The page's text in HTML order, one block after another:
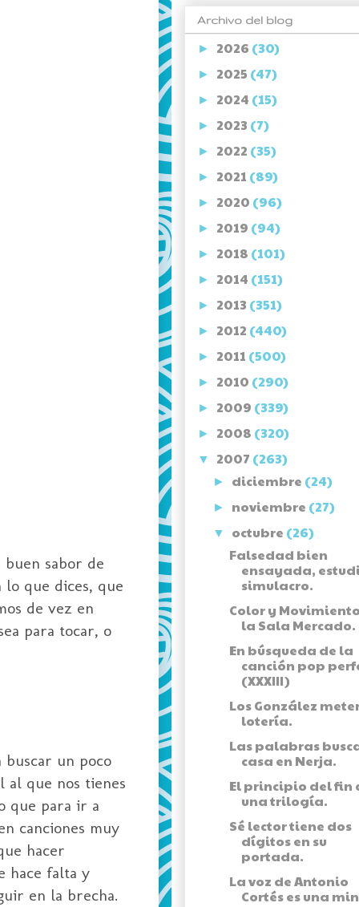
sabor de
que dices, que
de vez en
para tocar, o
buscar un poco
al que nos tienes
que para ir a
canciones muy
hacer
hace falta y
en la brecha.
Archivo del blog
► 2026 (30)
► 2025 (47)
► 2024 (15)
► 2023 (7)
► 2022 (35)
► 2021 (89)
► 2020 (96)
► 2019 (94)
► 2018 (101)
► 2014 (151)
► 2013 (351)
► 2012 (440)
► 2011 (500)
► 2010 (290)
► 2009 (339)
► 2008 (320)
▼ 2007 (263)
► diciembre (24)
► noviembre (27)
▼ octubre (26)
Falsedad bien
ensayada,
simulacro.
Color y
la Sala Mercado.
En búsqueda de la
canción pop
(XXXIII)
Los González
lotería.
Las palabras
casa en Nerja.
El principio del fin
una trilogía.
Sé lector tiene dos
dígitos en su
portada.
La voz de Antonio
Cortés es una